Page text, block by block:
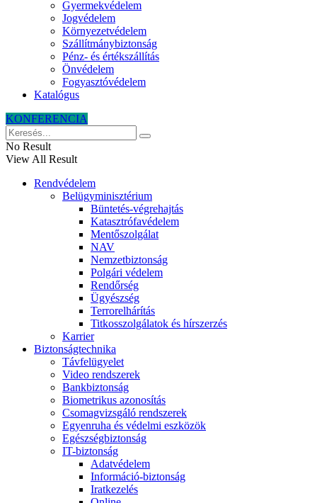
Gyermekvédelem
Jogvédelem
Környezetvédelem
Szállítmánybiztonság
Pénz- és értékszállítás
Önvédelem
Fogyasztóvédelem
Katalógus
KONFERENCIA
No Result
View All Result
Rendvédelem
Belügyminisztérium
Büntetés-végrehajtás
Katasztrófavédelem
Mentőszolgálat
NAV
Nemzetbiztonság
Polgári védelem
Rendőrség
Ügyészség
Terrorelhárítás
Titkosszolgálatok és hírszerzés
Karrier
Biztonságtechnika
Távfelügyelet
Video rendszerek
Bankbiztonság
Biometrikus azonosítás
Csomagvizsgáló rendszerek
Egyenruha és védelmi eszközök
Egészségbiztonság
IT-biztonság
Adatvédelem
Információ-biztonság
Iratkezelés